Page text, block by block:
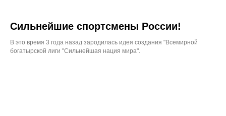
Сильнейшие спортсмены России!
В это время 3 года назад зародилась идея создания "Всемирной
богатырской лиги "Сильнейшая нация мира".